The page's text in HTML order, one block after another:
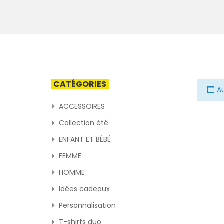
CATÉGORIES
ACCESSOIRES
Collection été
ENFANT ET BÉBÉ
FEMME
HOMME
Idées cadeaux
Personnalisation
T-shirts duo